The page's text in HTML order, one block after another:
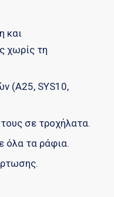
και
χωρίς τη
(Α25, SYS10,
σε τροχήλατα.
όλα τα ράφια.